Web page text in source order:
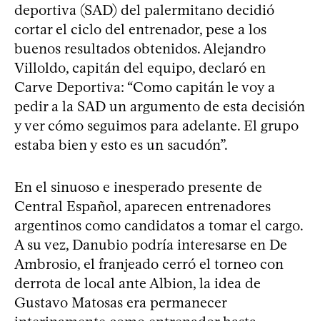
deportiva (SAD) del palermitano decidió
cortar el ciclo del entrenador, pese a los
buenos resultados obtenidos. Alejandro
Villoldo, capitán del equipo, declaró en
Carve Deportiva: “Como capitán le voy a
pedir a la SAD un argumento de esta decisión
y ver cómo seguimos para adelante. El grupo
estaba bien y esto es un sacudón”.
En el sinuoso e inesperado presente de
Central Español, aparecen entrenadores
argentinos como candidatos a tomar el cargo.
A su vez, Danubio podría interesarse en De
Ambrosio, el franjeado cerró el torneo con
derrota de local ante Albion, la idea de
Gustavo Matosas era permanecer